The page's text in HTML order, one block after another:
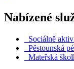
Nabízené
Sociálně
Pěstounská
Mateřská